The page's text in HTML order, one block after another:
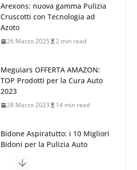
frenata e handling
8 Aprile 2026 7 min read
Arexons: nuova gamma Pulizia
Cruscotti con Tecnologia ad
Azoto
26 Marzo 2025 2 min read
Meguiars OFFERTA AMAZON:
TOP Prodotti per la Cura Auto
2023
28 Marzo 2023 14 min read
Bidone Aspiratutto: i 10 Migliori
Bidoni per la Pulizia Auto
6 Maggio 2022